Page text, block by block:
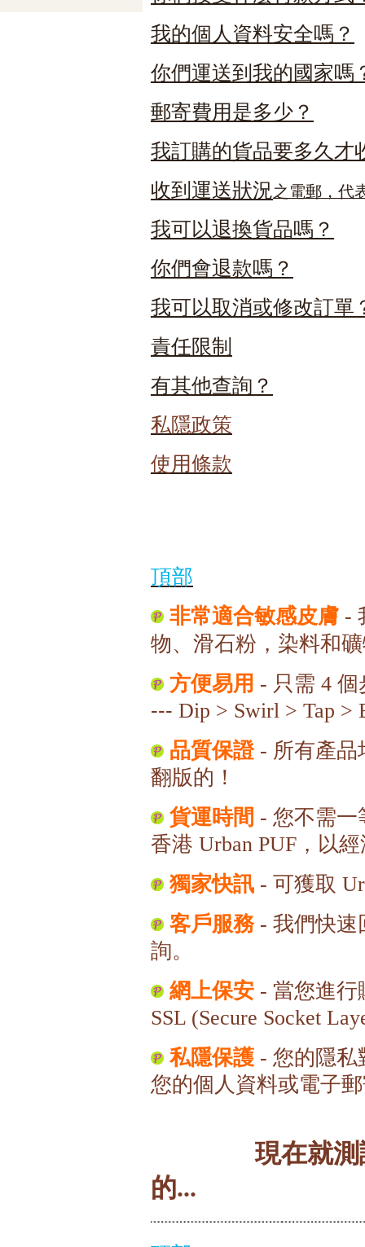
我的個人資料安全嗎？
你們運送到我的國家嗎
郵寄費用是多少？
我訂購的貨品要多久才
收到運送狀況之電郵，代
我可以退換貨品嗎？
你們會退款嗎？
我可以取消或修改訂單
責任限制
有其他查詢？
私隱政策
使用條款
頂部
非常適合敏感皮膚 -
物、滑石粉，染料和
方便易用 - 只需 4 個
--- Dip > Swirl > Tap >
品質保證 - 所有產
翻版的！
貨運時間 - 您不需一
香港 Urban PUF ，以
獨家快訊 - 可獲取
客戶服務 - 我們快速
詢。
網上保安 - 當您進行
SSL (Secure Socket
私隱保護- 您的隱私
您的個人資料或電子
現在就
的...